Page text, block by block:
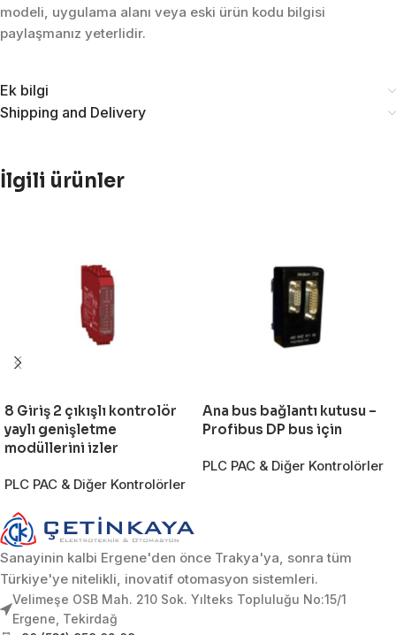
modeli, uygulama alanı veya eski ürün kodu bilgisi
paylaşmanız yeterlidir.
Ek bilgi
Shipping and Delivery
İlgili ürünler
8 Giriş 2 çıkışlı kontrolör
yaylı genişletme
modüllerini izler
PLC PAC & Diğer Kontrolörler
Ana bus bağlantı kutusu –
Profibus DP bus için
PLC PAC & Diğer Kontrolörler
Sanayinin kalbi Ergene'den önce Trakya'ya, sonra tüm
Türkiye'ye nitelikli, inovatif otomasyon sistemleri.
Velimeşe OSB Mah. 210 Sok. Yılteks Topluluğu No:15/1
Ergene, Tekirdağ